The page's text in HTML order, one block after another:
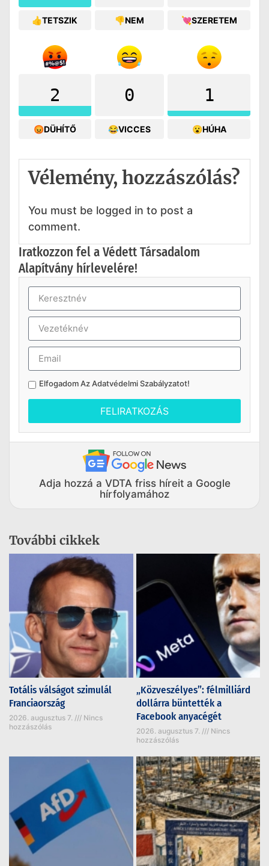
👍TETSZIK 👎NEM 💘SZERETEM
2
😡DÜHÍTŐ
0
😂VICCES
1
😮HÚHA
Vélemény, hozzászólás?
You must be logged in to post a
comment.
Iratkozzon fel a Védett Társadalom
Alapítvány hírlevelére!
Elfogadom AzAdatvédelmi Szabályzatot!
FELIRATKOZÁS
Adja hozzá a VDTA friss híreit a Google
hírfolyamához
További cikkek
Totális válságot szimulál
Franciaország
2026. augusztus 7.
Nincs
hozzászólás
„Közveszélyes”: félmilliárd
dollárra büntették a
Facebook anyacégét
2026. augusztus 7.
Nincs
hozzászólás